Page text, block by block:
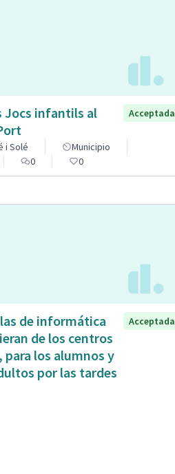
Jocs infantils al
Acceptada
i Solé
Municipio
0 0
de informática
de los centros
los alumnos y
por las tardes
Acceptada